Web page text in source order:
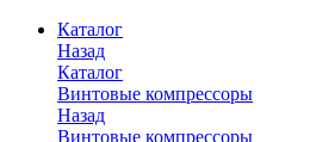
Каталог
Назад
Каталог
Винтовые компрессоры
Назад
Винтовые компрессоры